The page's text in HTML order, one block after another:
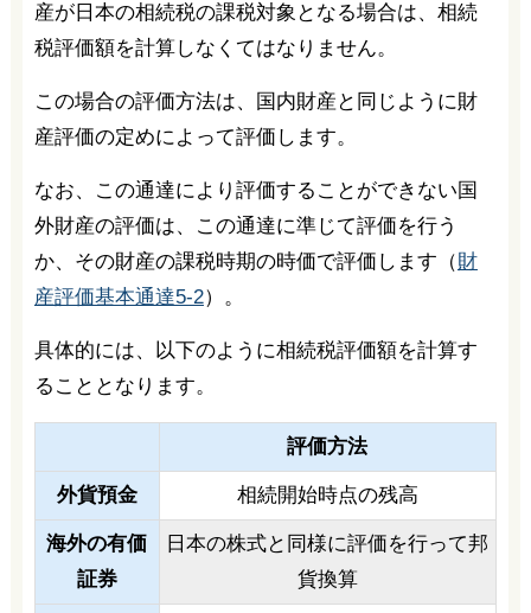
産が日本の相続税の課税対象となる場合は、相続
税評価額を計算しなくてはなりません。
この場合の評価方法は、国内財産と同じように財
産評価の定めによって評価します。
なお、この通達により評価することができない国
外財産の評価は、この通達に準じて評価を行う
か、その財産の課税時期の時価で評価します（財
産評価基本通達5-2）。
具体的には、以下のように相続税評価額を計算す
ることとなります。
評価方法
外貨預金 相続開始時点の残高
海外の有価
証券
日本の株式と同様に評価を行って邦
貨換算